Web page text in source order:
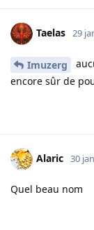
Taelas 29
Imuzerg
encore sûr de
Alaric 30
Quel beau nom